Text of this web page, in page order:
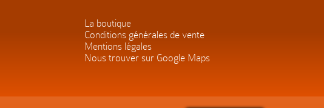
La boutique
Conditions générales de vente
Mentions légales
Nous trouver sur Google Maps